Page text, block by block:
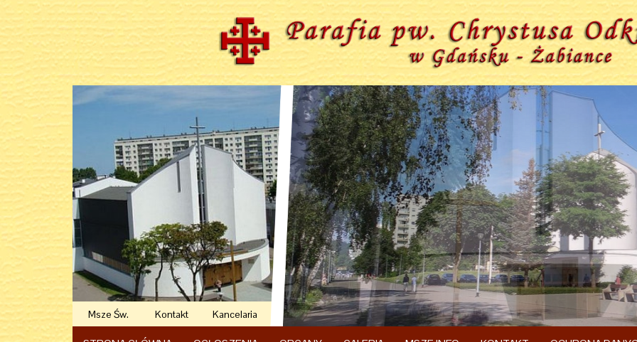
Msze Św. Kontakt Kancelaria